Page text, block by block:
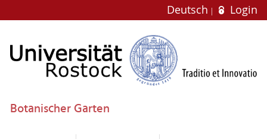
Deutsch Login
Botanischer Garten